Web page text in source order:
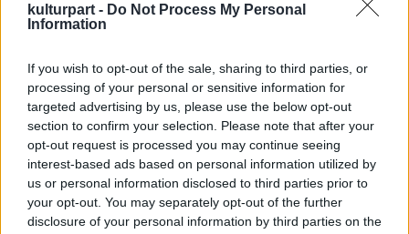
kulturpart - Do Not Process My Personal
Information
If you wish to opt-out of the sale, sharing to third parties, or
processing of your personal or sensitive information for
targeted advertising by us, please use the below opt-out
section to confirm your selection. Please note that after your
opt-out request is processed you may continue seeing
interest-based ads based on personal information utilized by
us or personal information disclosed to third parties prior to
your opt-out. You may separately opt-out of the further
disclosure of your personal information by third parties on the
Kalandcímű Márai-adaptációja nyitja meg, a
Marozsán Erika és Csányi Sándor
vesz a rendező-producer is - adta hírül
szerdán a Magyar Filmunió.
Az egyhetes nemzetközi filmfesztivál minden
nap műsorra tűz egy-egy magyar alkotást:
látható lesz Pozsgai ZsoltA föld szeretője
Dyga ZsomborKöntörfalak, Almási Tamás
Márió, a varázsló, Sipos József Eszter